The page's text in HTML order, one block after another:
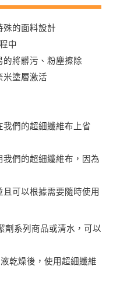
殊的面料設計
中
將髒污、粉塵擦除
米塗層激活
們的超細纖維布上省
們的超細纖維布，因為
可以根據需要隨時使用
劑系列商品或清水，可以
乾燥後，使用超細纖維